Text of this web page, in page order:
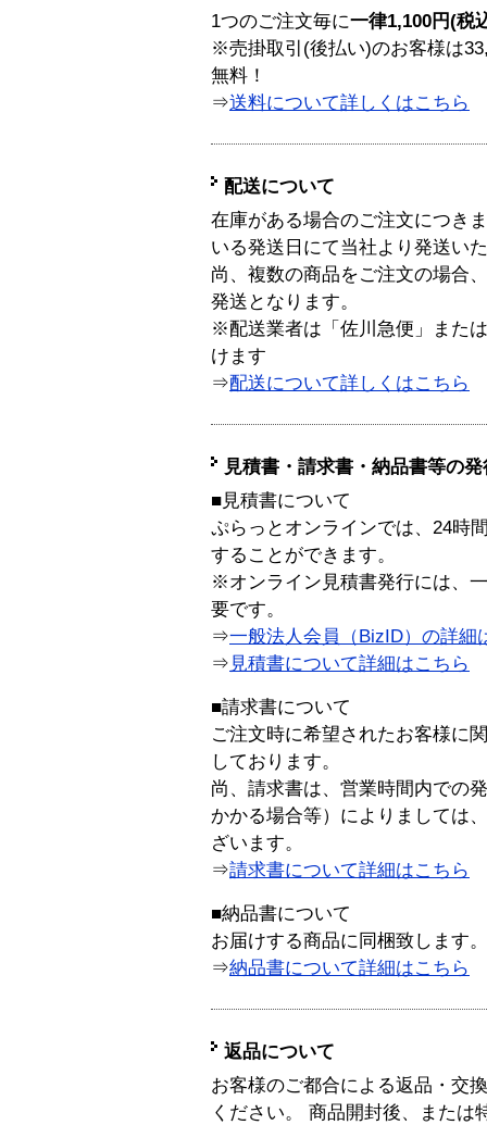
1つのご注文毎に一律1,100円(税
※売掛取引(後払い)のお客様は
無料！
⇒送料について詳しくはこちら
配送について
在庫がある場合のご注文につき
いる発送日にて当社より発送い
尚、複数の商品をご注文の場合
発送となります。
※配送業者は「佐川急便」また
けます
⇒配送について詳しくはこちら
見積書・請求書・納品書等の
■見積書について
ぷらっとオンラインでは、24時
することができます。
※オンライン見積書発行には、
要です。
⇒一般法人会員（BizID）の詳細
⇒ 見積書について詳細はこちら
■請求書について
ご注文時に希望されたお客様に
しております。
尚、請求書は、営業時間内での
かかる場合等）によりましては
ざいます。
⇒請求書について詳細はこちら
■納品書について
お届けする商品に同梱致します。
⇒納品書について詳細はこちら
返品について
お客様のご都合による返品・交
ください。 商品開封後、または